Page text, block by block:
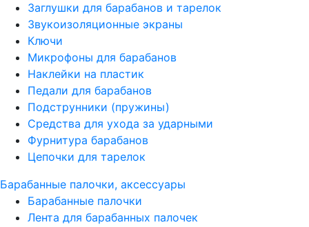
Заглушки для барабанов и тарелок
Звукоизоляционные экраны
Ключи
Микрофоны для барабанов
Наклейки на пластик
Педали для барабанов
Подструнники (пружины)
Средства для ухода за ударными
Фурнитура барабанов
Цепочки для тарелок
Барабанные палочки, аксессуары
Барабанные палочки
Лента для барабанных палочек